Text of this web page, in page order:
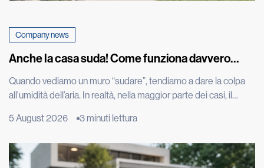
Company news
Anche la casa suda! Come funziona davvero
Quando vediamo un muro “sudare”, tendiamo a dare la colpa
all’umidità dell’aria. In realtà, nella maggior parte dei casi, il
poggia l’edificio. È qui che inizia un lento processo fisico,
murature e intonaci. Il fenomeno, estremamente […]
5 August 2026 3 minuti lettura